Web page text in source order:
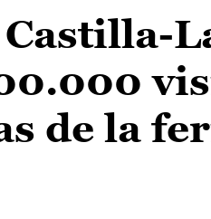
Castilla-
de la